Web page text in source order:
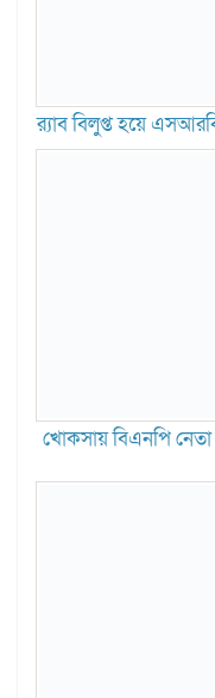
র‍্যাব বিলুপ্ত হয়ে
খোকসায় বিএনপি